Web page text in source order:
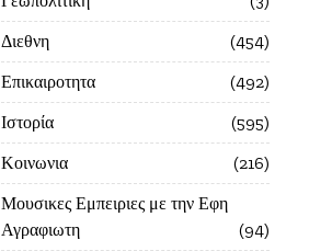
Διεθνη
454
Επικαιροτητα
492
Ιστορία
595
Κοινωνια
216
Μουσικες Εμπειριες με την Εφη
Αγραφιωτη
94